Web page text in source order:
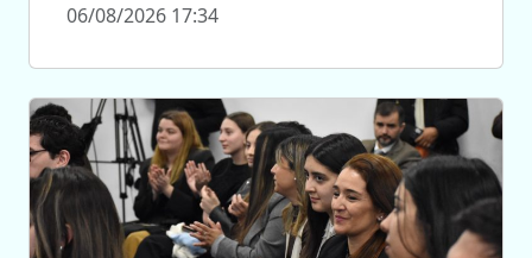
06/08/2026 17:34